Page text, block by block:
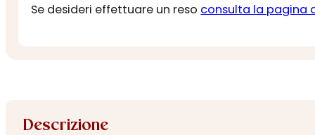
Se desideri effettuare un reso consulta la pagina
Descrizione